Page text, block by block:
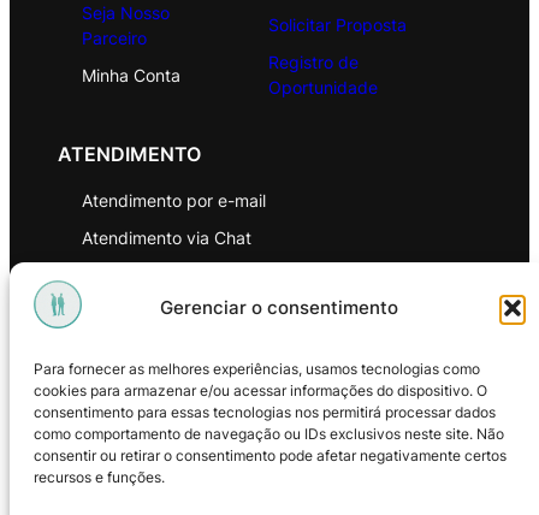
Gerenciar o consentimento
Para fornecer as melhores experiências, usamos tecnologias como
cookies para armazenar e/ou acessar informações do dispositivo. O
consentimento para essas tecnologias nos permitirá processar dados
como comportamento de navegação ou IDs exclusivos neste site. Não
consentir ou retirar o consentimento pode afetar negativamente certos
recursos e funções.
Seja Nosso
Parceiro
Minha Conta
Solicitar Proposta
Registro de
Oportunidade
ATENDIMENTO
Atendimento por e-mail
Atendimento via Chat
Política de Privacidade
Política de Troca e Devoluções
Política de Reembolso